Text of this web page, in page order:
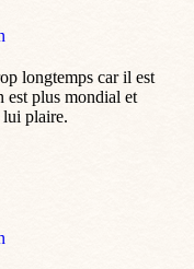
longtemps car il est
est plus mondial et
lui plaire.